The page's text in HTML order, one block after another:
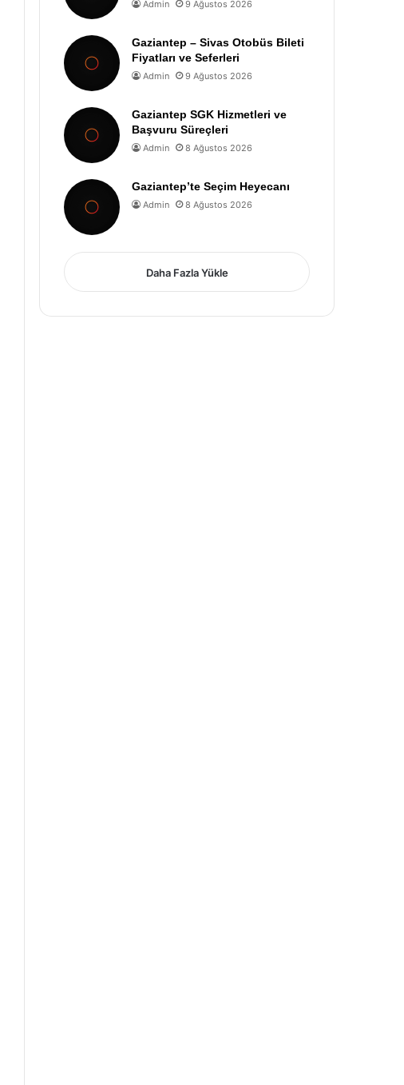
Admin 9 Ağustos 2026
Gaziantep – Sivas Otobüs Bileti
Fiyatları ve Seferleri
Admin 9 Ağustos 2026
Gaziantep SGK Hizmetleri ve
Başvuru Süreçleri
Admin 8 Ağustos 2026
Gaziantep’te Seçim Heyecanı
Admin 8 Ağustos 2026
Daha Fazla Yükle